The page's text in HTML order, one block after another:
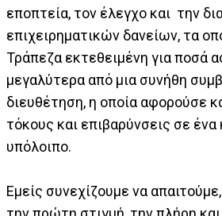
εποπτεία, τον έλεγχο και την
επιχειρηματικών δανείων, τα
Τράπεζα εκτεθειμένη για ποσά
μεγαλύτερα από μια συνήθη
διευθέτηση, η οποία αφορούσε
τόκους και επιβαρύνσεις σε
υπόλοιπο.
Εμείς συνεχίζουμε να